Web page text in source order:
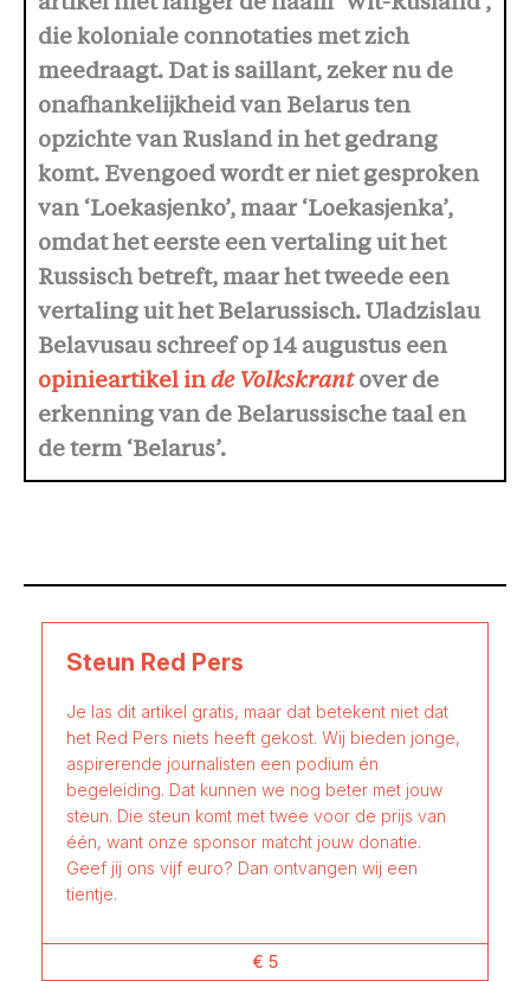
die koloniale connotaties met zich
meedraagt. Dat is saillant, zeker nu de
onafhankelijkheid van Belarus ten
opzichte van Rusland in het gedrang
komt. Evengoed wordt er niet gesproken
van ‘Loekasjenko’, maar ‘Loekasjenka’,
omdat het eerste een vertaling uit het
Russisch betreft, maar het tweede een
vertaling uit het Belarussisch. Uladzislau
Belavusau schreef op 14 augustus een
opinieartikel in de Volkskrant over de
erkenning van de Belarussische taal en
de term ‘Belarus’.
Steun Red Pers
Je las dit artikel gratis, maar dat betekent niet dat
het Red Pers niets heeft gekost. Wij bieden jonge,
aspirerende journalisten een podium én
begeleiding. Dat kunnen we nog beter met jouw
steun. Die steun komt met twee voor de prijs van
één, want onze sponsor matcht jouw donatie.
Geef jij ons vijf euro? Dan ontvangen wij een
tientje.
€ 5